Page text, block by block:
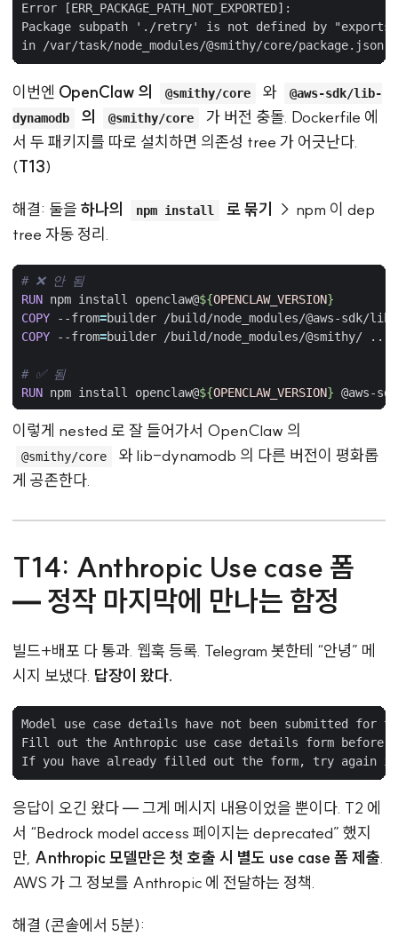
Error [ERR_PACKAGE_PATH_NOT_EXPORTED]:
Package subpath './retry' is not defined by "exports"
이번엔 OpenClaw 의 @smithy/core 와
@aws-sdk/lib-
dynamodb
의 @smithy/core
가 버전 충돌. Dockerfile 에
서 두 패키지를 따로 설치하면 의존성 tree 가 어긋난다.
(T13)
해결: 둘을 하나의 npm install 로 묶기
→ npm 이 dep
tree 자동 정리.
# ❌ 안 됨
RUN npm install openclaw@${OPENCLAW_VERSION}
COPY --from=builder /build/node_modules/@aws-sdk/
COPY --from=builder /build/node_modules/@smithy/ ...
# ✅ 됨
RUN npm install openclaw@${OPENCLAW_VERSION} @aws-
이렇게 nested 로 잘 들어가서 OpenClaw 의
@smithy/core
와 lib-dynamodb 의 다른 버전이 평화롭
게 공존한다.
T14: Anthropic Use case 폼
— 정작 마지막에 만나는 함정
빌드+배포 다 통과. 웹훅 등록. Telegram 봇한테 “안녕” 메
시지 보냈다. 답장이 왔다.
Model use case details have not been submitted for
Fill out the Anthropic use case details form before
응답이 오긴 왔다 — 그게 메시지 내용이었을 뿐이다. T2 에
서 “Bedrock model access 페이지는 deprecated” 했지
만, Anthropic 모델만은 첫 호출 시 별도 use case 폼 제출.
AWS 가 그 정보를 Anthropic 에 전달하는 정책.
해결 (콘솔에서 5분):